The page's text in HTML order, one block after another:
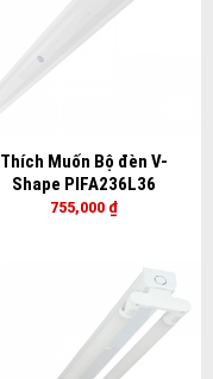
Thích Muốn Bộ đèn V-
Shape PIFA236L36
755,000 ₫